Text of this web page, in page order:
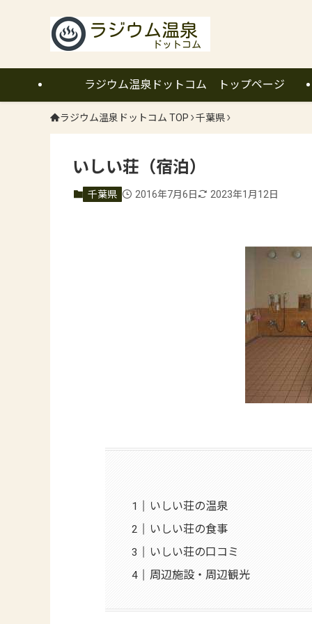
ラジウム温泉ドットコム トップページ
ラジウム温泉ドットコム TOP 千葉県
いしい荘（宿泊）
千葉県 2016年7月6日 2023年1月12日
いしい荘の温泉
いしい荘の食事
いしい荘の口コミ
周辺施設・周辺観光